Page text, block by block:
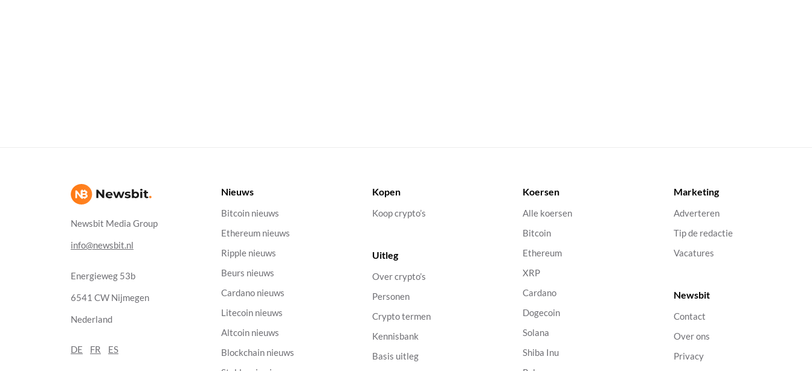
Newsbit Media Group
info@newsbit.nl
Energieweg 53b
6541 CW Nijmegen
Nederland
DE FR ES
Nieuws
Bitcoin nieuws
Ethereum nieuws
Ripple nieuws
Beurs nieuws
Cardano nieuws
Litecoin nieuws
Altcoin nieuws
Blockchain nieuws
Kopen
Koop crypto’s
Uitleg
Over crypto’s
Personen
Crypto termen
Kennisbank
Basis uitleg
Koersen
Alle koersen
Bitcoin
Ethereum
XRP
Cardano
Dogecoin
Solana
Shiba Inu
Marketing
Adverteren
Tip de redactie
Vacatures
Newsbit
Contact
Over ons
Privacy